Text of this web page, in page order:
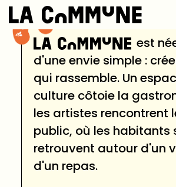
VOIR LA
CHEFS
PROG’
BAR
est
d'une envie simple :
qui rassemble. Un
culture côtoie la
les artistes rencontrent
public, où les habitants
retrouvent autour d'un
d'un repas.